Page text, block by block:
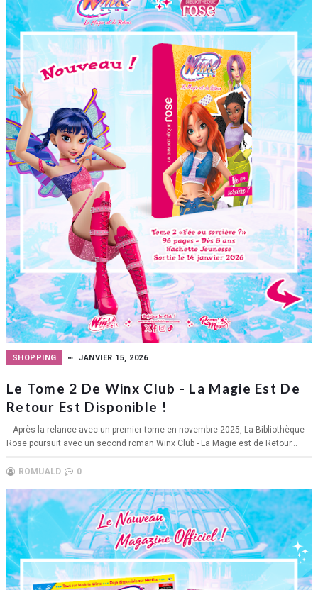
SHOPPING JANVIER 15, 2026
Le Tome 2 De Winx Club - La Magie Est De
Retour Est Disponible !
Après la relance avec un premier tome en novembre 2025, La Bibliothèque
Rose poursuit avec un second roman Winx Club - La Magie est de Retour...
ROMUALD 0